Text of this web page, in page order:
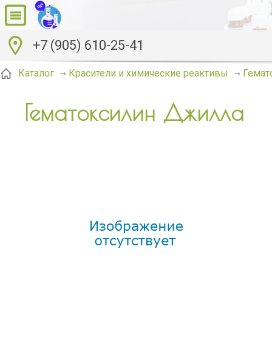
+7 (905) 610-25-41
Каталог Красители и химические реактивы
Гематоксилин Джилла